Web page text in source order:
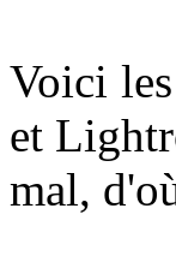
Voici
et
mal,